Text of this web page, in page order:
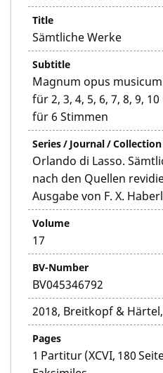
Title
Sämtliche Werke
Subtitle
Magnum opus
für 2, 3, 4, 5, 6, 7, 8, 9,
für 6 Stimmen
Series / Journal / Collection
Orlando di Lasso.
nach den Quellen
Ausgabe von F. X.
Volume
17
BV-Number
BV045346792
2018, Breitkopf &
Pages
1 Partitur (XCVI, 180